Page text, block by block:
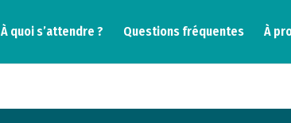
À quoi s’attendre ? Questions fréquentes À